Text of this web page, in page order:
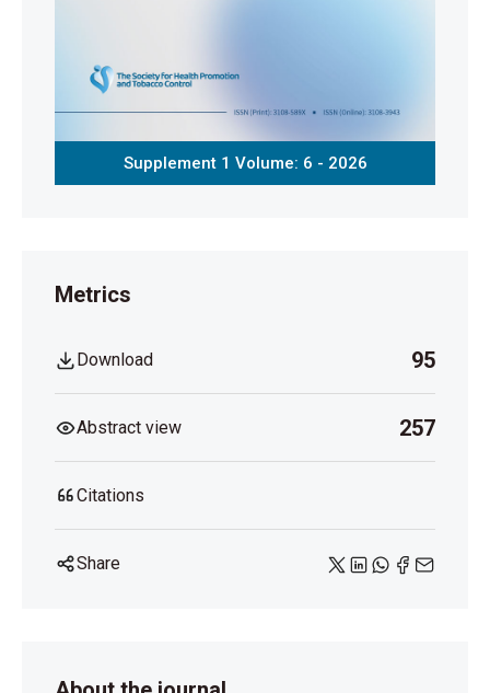
Supplement 1 Volume: 6 - 2026
Metrics
Download 95
Abstract view 257
Citations
Share